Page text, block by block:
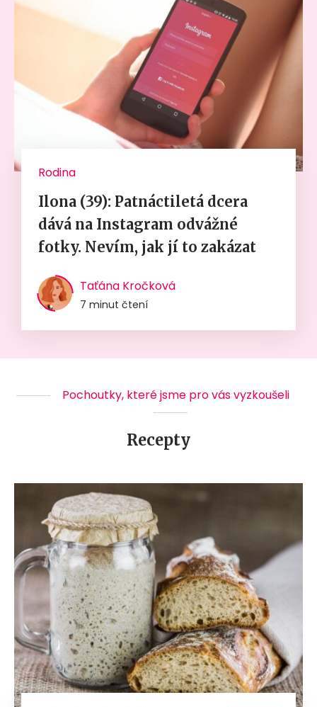
Rodina
Ilona (39): Patnáctiletá dcera
dává na Instagram odvážné
fotky. Nevím, jak jí to zakázat
Taťána Kročková
7 minut čtení
Pochoutky, které jsme pro vás vyzkoušeli
Recepty